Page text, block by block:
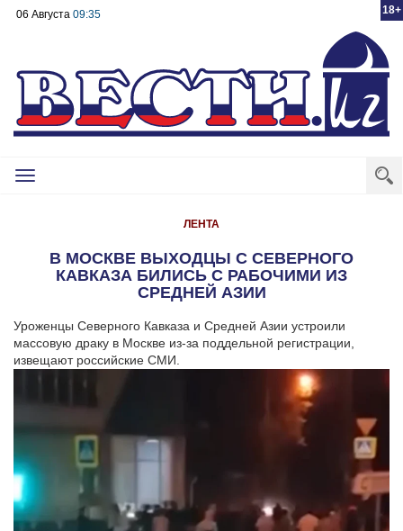
18+
06 Августа 09:35
Toggle
ЛЕНТА
В МОСКВЕ ВЫХОДЦЫ С СЕВЕРНОГО
КАВКАЗА БИЛИСЬ С РАБОЧИМИ ИЗ
СРЕДНЕЙ АЗИИ
Уроженцы Северного Кавказа и Средней Азии устроили
массовую драку в Москве из-за поддельной регистрации,
извещают российские СМИ.